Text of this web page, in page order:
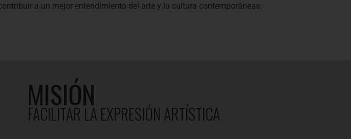
a un mejor entendimiento del arte y la cultura contemporáneas.
MISIÓN
FACILITAR LA EXPRESIÓN ARTÍSTICA